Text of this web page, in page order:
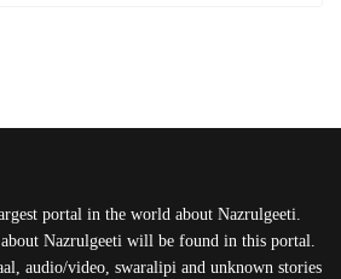
portal in the world about Nazrulgeeti.
Nazrulgeeti will be found in this portal.
audio/video, swaralipi and unknown stories